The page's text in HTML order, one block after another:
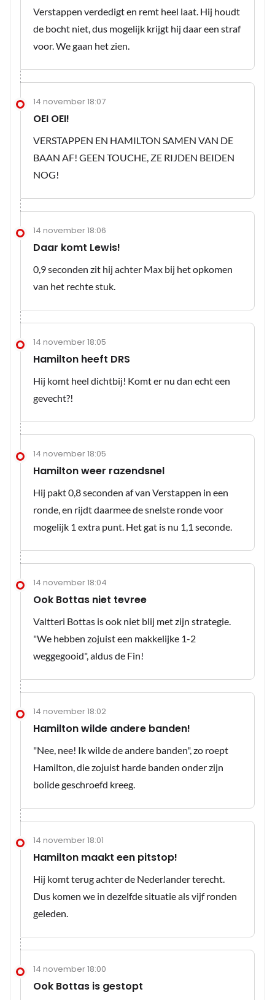
Verstappen verdedigt en remt heel laat. Hij houdt
de bocht niet, dus mogelijk krijgt hij daar een straf
voor. We gaan het zien.
14 november 18:07
OEI OEI!
VERSTAPPEN EN HAMILTON SAMEN VAN DE
BAAN AF! GEEN TOUCHE, ZE RIJDEN BEIDEN
NOG!
14 november 18:06
Daar komt Lewis!
0,9 seconden zit hij achter Max bij het opkomen
van het rechte stuk.
14 november 18:05
Hamilton heeft DRS
Hij komt heel dichtbij! Komt er nu dan echt een
gevecht?!
14 november 18:05
Hamilton weer razendsnel
Hij pakt 0,8 seconden af van Verstappen in een
ronde, en rijdt daarmee de snelste ronde voor
mogelijk 1 extra punt. Het gat is nu 1,1 seconde.
14 november 18:04
Ook Bottas niet tevree
Valtteri Bottas is ook niet blij met zijn strategie.
"We hebben zojuist een makkelijke 1-2
weggegooid", aldus de Fin!
14 november 18:02
Hamilton wilde andere banden!
"Nee, nee! Ik wilde de andere banden", zo roept
Hamilton, die zojuist harde banden onder zijn
bolide geschroefd kreeg.
14 november 18:01
Hamilton maakt een pitstop!
Hij komt terug achter de Nederlander terecht.
Dus komen we in dezelfde situatie als vijf ronden
geleden.
14 november 18:00
Ook Bottas is gestopt